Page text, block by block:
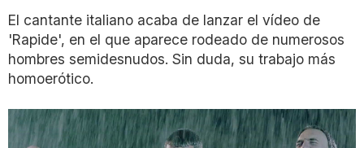
El cantante italiano acaba de lanzar el vídeo de
'Rapide', en el que aparece rodeado de numerosos
hombres semidesnudos. Sin duda, su trabajo más
homoerótico.